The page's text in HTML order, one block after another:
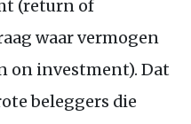
(return of
waar vermogen
on investment). Dat
beleggers die